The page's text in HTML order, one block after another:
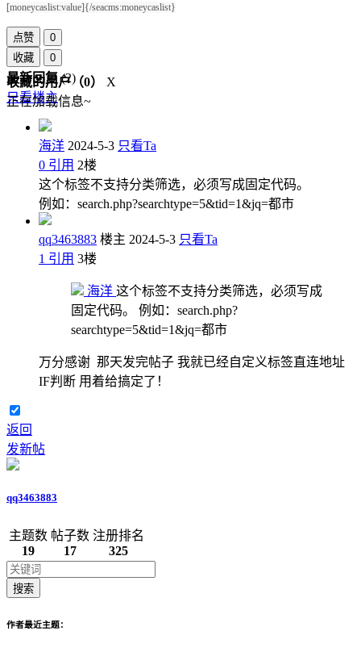
[moneycaslist:value]{/seacms:moneycaslist}
点赞
0
收藏
0
收藏的用户（0）
X
正在加载信息~
最新回复(2)
只看楼主
海洋 2024-5-3 只看Ta
0 引用 2楼
这个标签不支持分类筛选，必须写成固定代码。
例如：search.php?searchtype=5&tid=1&jq=都市
qq3463883 楼主 2024-5-3 只看Ta
1 引用 3楼
海洋 这个标签不支持分类筛选，必须写成
固定代码。 例如：search.php?
searchtype=5&tid=1&jq=都市
万分感谢 那天发完帖子 我就已经自定义标签直连地址
IF判断 用着给搞定了！
返回
发新帖
qq3463883
主题数
19
帖子数
17
注册排名
325
搜索
作者最近主题：